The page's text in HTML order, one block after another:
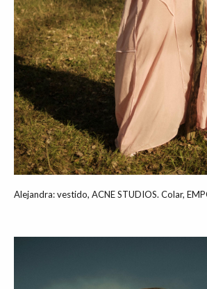
Alejandra: vestido, ACNE STUDIOS. Colar,